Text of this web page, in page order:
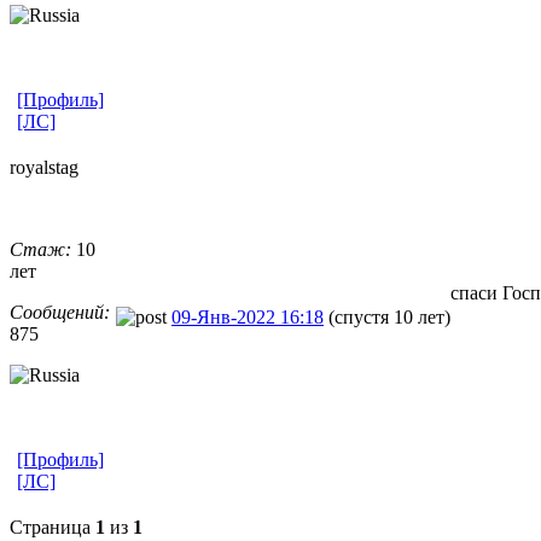
[Профиль]
[ЛС]
royalstag
Стаж: 10
лет
Сообщений:
875
09-Янв-2022 16:18 (спустя 10 лет)
спаси
[Профиль]
[ЛС]
Страница 1 из 1